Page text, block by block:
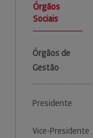
Órgãos
Sociais
Órgãos de
Gestão
Presidente
Vice-Presidente